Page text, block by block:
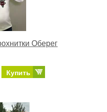
Оберег
Купить